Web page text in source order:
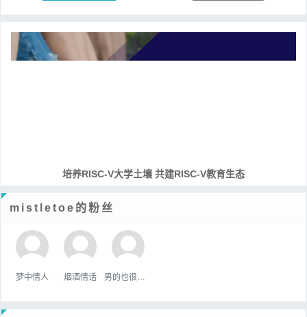
培养RISC-V大学土壤 共建RISC-V教育生态
mistletoe的粉丝
梦中情人 烟酒情话